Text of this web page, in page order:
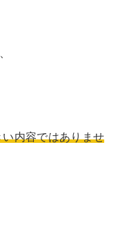
内容ではありませ